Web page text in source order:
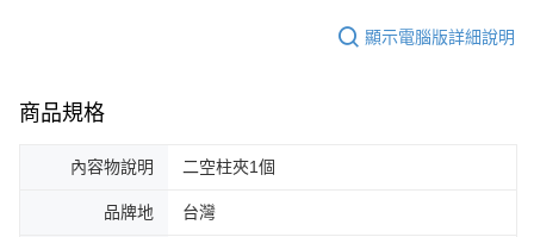
顯示電腦版詳細說明
商品規格
內容物說明 二空柱夾1個
品牌地 台灣